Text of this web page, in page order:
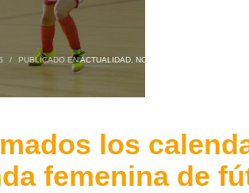
/ PUBLICADO ENACTUALIDAD, NOTICIAS FFCV
los
femenina de